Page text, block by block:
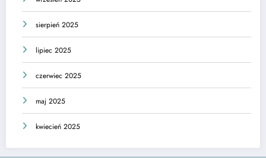
sierpień 2025
lipiec 2025
czerwiec 2025
maj 2025
kwiecień 2025